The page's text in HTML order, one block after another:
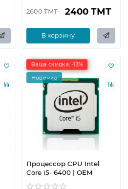
2600 ТМТ 2400 ТМТ
В корзину
Ваша скидка: -13%
Новинка
Процессор CPU Intel
Core i5- 6400 | OEM